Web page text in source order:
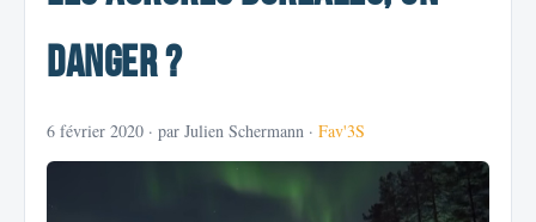
danger ?
6 février 2020 · par Julien Schermann · Fav'3S